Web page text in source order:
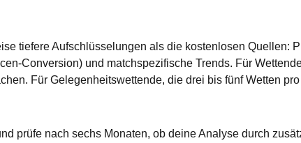
tiefere Aufschlüsselungen als die kostenlosen Quellen:
Conversion) und matchspezifische Trends. Für
Für Gelegenheitswettende, die drei bis fünf Wetten
prüfe nach sechs Monaten, ob deine Analyse durch